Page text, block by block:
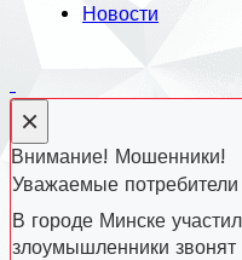
Новости
×
Внимание! Мошенники!
Уважаемые потребители
В городе Минске
злоумышленники